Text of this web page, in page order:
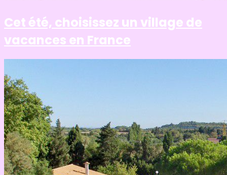
Cet été, choisissez un village de
vacances en France